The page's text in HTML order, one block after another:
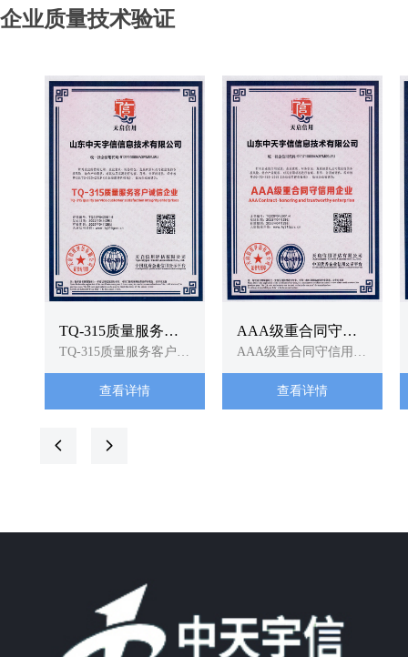
TQ-315质量服务客
户诚信企业
TQ-315质量服务客户诚
信企业
查看详情
AAA级重合同守信
用企业
AAA级重合同守信用企
业
查看详情
넳 넲
企业质量技术验证